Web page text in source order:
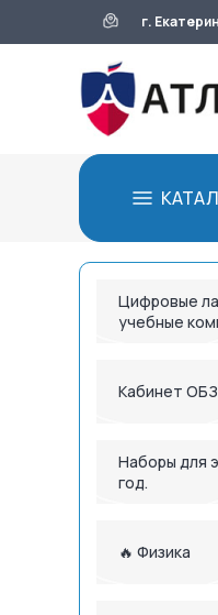
г.
Цифровые
учебные
Кабинет
Наборы для
год.
🔥 Физика